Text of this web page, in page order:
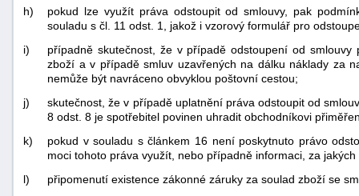
h)
pokud lze využít práva odstoupit od smlouvy, pak
souladu s čl. 11 odst. 1, jakož i vzorový formulář pro
i)
případně skutečnost, že v případě odstoupení od
zboží a v případě smluv uzavřených na dálku náklady za
nemůže být navráceno obvyklou poštovní cestou;
j)
skutečnost, že v případě uplatnění práva odstoupit od
8 odst. 8 je spotřebitel povinen uhradit obchodníkovi
k)
pokud v souladu s článkem 16 není poskytnuto právo
moci tohoto práva využít, nebo případně informaci, za
l)
připomenutí existence zákonné záruky za soulad zboží se